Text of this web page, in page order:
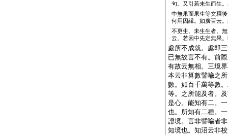
句。又引若未生而生
中無果而果生等文釋
何用因縁。如廣百云
不更生。未生生者。
云。若因中先定無果
處所不成就。處即
已無故言不有。前
有故云無相。三境
本云非算數譬喩之
數。如百千萬等數
等。之所能及者。
是心。能知有二。
也。所知有二種。
證境。言非譬喩者
知境也。知沼云非